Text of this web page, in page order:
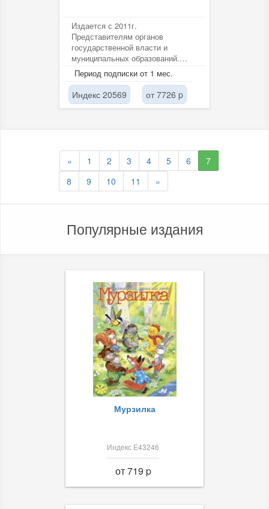
Издается с 2011г.
Представителям органов
государственной власти и
муниципальных образований.
Руководителям и специалистам
промышленных предприятий....
Период подписки от 1 мес.
Индекс 20569 от 7726 p
« 1 2 3 4 5 6
7
8
9 10 11 »
Популярные издания
Мурзилка
Индекс Е43246
от 719 p